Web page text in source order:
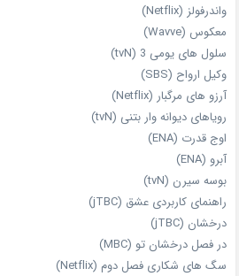
واندرفولز (Netflix)
معکوس (Wavve)
سلول های یومی 3 (tvN)
وکیل ارواح (SBS)
آرزو های مرگبار (Netflix)
رویاهای دیوانه‌ وار بتنی (tvN)
اوج قدرت (ENA)
آبرو (ENA)
بوسه سیرن (tvN)
راهنمای کاربردی عشق (jTBC)
درخشان (jTBC)
در فصل درخشان تو (MBC)
سگ های شکاری فصل دوم (Netflix)